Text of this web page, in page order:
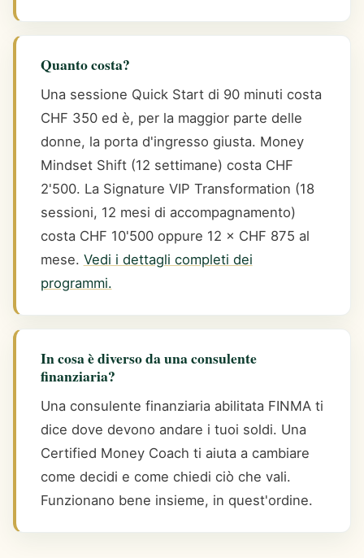
Quanto costa?
Una sessione Quick Start di 90 minuti costa
CHF 350 ed è, per la maggior parte delle
donne, la porta d'ingresso giusta. Money
Mindset Shift (12 settimane) costa CHF
2'500. La Signature VIP Transformation (18
sessioni, 12 mesi di accompagnamento)
costa CHF 10'500 oppure 12 × CHF 875 al
mese. Vedi i dettagli completi dei
programmi.
In cosa è diverso da una consulente
finanziaria?
Una consulente finanziaria abilitata FINMA ti
dice dove devono andare i tuoi soldi. Una
Certified Money Coach ti aiuta a cambiare
come decidi e come chiedi ciò che vali.
Funzionano bene insieme, in quest'ordine.